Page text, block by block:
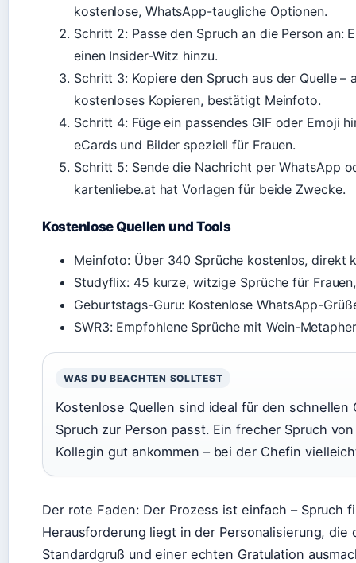
kostenlose, WhatsApp-taugliche Optionen.
Schritt 2: Passe den Spruch an die Person an:
einen Insider-Witz hinzu.
Schritt 3: Kopiere den Spruch aus der Quelle –
kostenloses Kopieren, bestätigt Meinfoto.
Schritt 4: Füge ein passendes GIF oder Emoji
eCards und Bilder speziell für Frauen.
Schritt 5: Sende die Nachricht per WhatsApp
kartenliebe.at hat Vorlagen für beide Zwecke.
Kostenlose Quellen und Tools
Meinfoto: Über 340 Sprüche kostenlos, direkt
Studyflix: 45 kurze, witzige Sprüche für
Geburtstags-Guru: Kostenlose WhatsApp-
SWR3: Empfohlene Sprüche mit Wein-
WAS DU BEACHTEN SOLLTEST
Kostenlose Quellen sind ideal für den schnellen
Spruch zur Person passt. Ein frecher Spruch
Kollegin gut ankommen – bei der Chefin
Der rote Faden: Der Prozess ist einfach – Spruch
Herausforderung liegt in der Personalisierung,
Standardgruß und einer echten Gratulation